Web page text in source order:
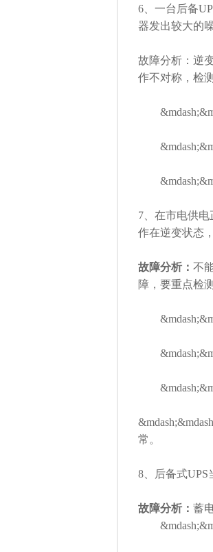
6、一台后备
器发出较大的
故障分析：逆
作不对称，检
7、在市电供
作在逆变状态
故障分析： 不
障，要重点检
常。
8、后备式
故障分析： 蓄